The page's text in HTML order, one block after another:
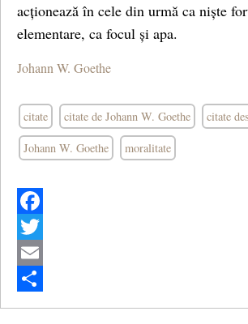
acționează în cele din urmă ca niște
elementare, ca focul și apa.
Johann W. Goethe
citate citate de Johann W. Goethe citate
Johann W. Goethe moralitate
Facebook
Twitter
Email
Share